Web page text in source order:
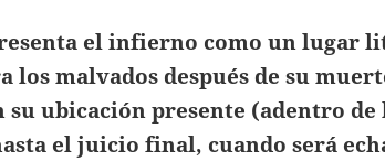
el infierno como un lugar
los malvados después de su
ubicación presente (adentro de
el juicio final, cuando será